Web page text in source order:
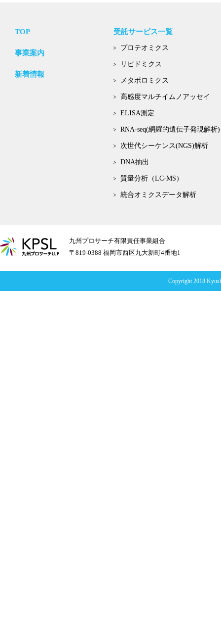
TOP
事業案内
新着情報
受託サービス一覧
プロテオミクス
リピドミクス
メタボロミクス
高感度マルチイムノアッセイ
ELISA測定
RNA-seq(網羅的遺伝子発現解析)
次世代シーケンス(NGS)解析
DNA抽出
質量分析（LC-MS）
統合オミクスデータ解析
九州プロサーチ有限責任事業組合
〒819-0388 福岡市西区九大新町4番地1
Copyright 2018